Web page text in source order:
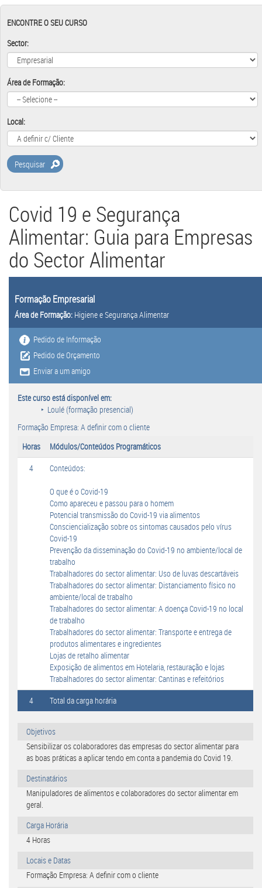
ENCONTRE O SEU CURSO
Sector:
Área de Formação:
Local:
Pesquisar
Covid 19 e Segurança
Alimentar: Guia para Empresas
do Sector Alimentar
Formação Empresarial
Área de Formação: Higiene e Segurança Alimentar
Pedido de Informação
Pedido de Orçamento
Enviar a um amigo
Este curso está disponível em:
Loulé (formação presencial)
Formação Empresa: A definir com o cliente
Horas
Módulos/Conteúdos Programáticos
4
Conteúdos:
O que é o Covid-19
Como apareceu e passou para o homem
Potencial transmissão do Covid-19 via alimentos
Consciencialização sobre os sintomas causados pelo vírus
Covid-19
Prevenção da disseminação do Covid-19 no ambiente/local de
trabalho
Trabalhadores do sector alimentar: Uso de luvas descartáveis
Trabalhadores do sector alimentar: Distanciamento físico no
ambiente/local de trabalho
Trabalhadores do sector alimentar: A doença Covid-19 no local
de trabalho
Trabalhadores do sector alimentar: Transporte e entrega de
produtos alimentares e ingredientes
Lojas de retalho alimentar
Exposição de alimentos em Hotelaria, restauração e lojas
Trabalhadores do sector alimentar: Cantinas e refeitórios
4
Total da carga horária
Objetivos
Sensibilizar os colaboradores das empresas do sector alimentar para
as boas práticas a aplicar tendo em conta a pandemia do Covid 19.
Destinatários
Manipuladores de alimentos e colaboradores do sector alimentar em
geral.
Carga Horária
4 Horas
Locais e Datas
Formação Empresa: A definir com o cliente